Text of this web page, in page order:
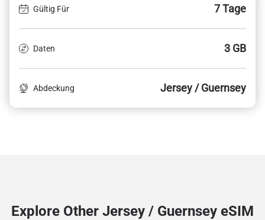
Gültig Für 7 Tage
Daten 3 GB
Abdeckung Jersey / Guernsey
Explore Other Jersey / Guernsey eSIM